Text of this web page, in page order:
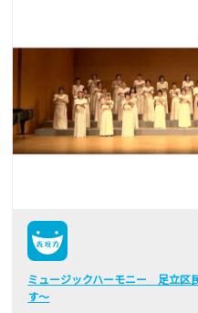
ミュージックハーモニー 足立区
す～